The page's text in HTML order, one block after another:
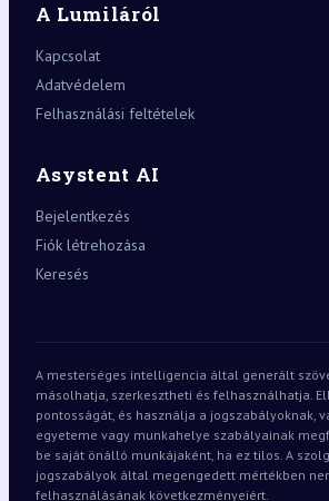
A Lumiláról
Kapcsolat
Adatvédelem
Felhasználási feltételek
Asystent AI
Bejelentkezés
Fiók létrehozása
Keresés
A mesterséges intelligencia által generált
másolhatja, szerkesztheti és felhasználhatja.
pontosságát, és használja a jogszabályoknak,
egyeteme vagy munkahelye szabályainak
be saját önálló munkájaként, ha ez tilos. A
jogszabályok által megengedett mértékben
felhasználásának következményeiért.